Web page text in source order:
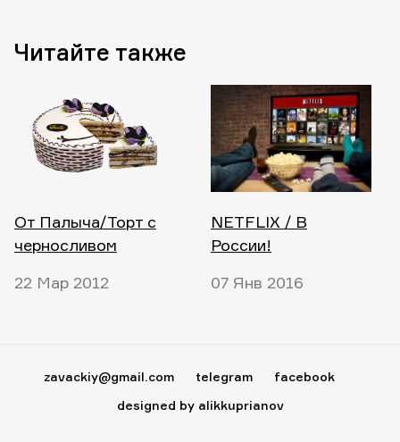
Читайте также
От Палыча/Торт с
черносливом
22 Мар 2012
NETFLIX / В
России!
07 Янв 2016
zavackiy@gmail.com telegram
facebook
designed by alikkuprianov